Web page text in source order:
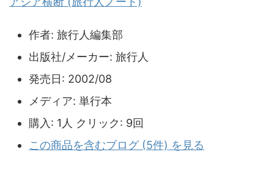
作者: 旅行人編集部
出版社/メーカー: 旅行人
発売日: 2002/08
メディア: 単行本
購入 : 1人 クリック: 9回
この商品を含むブログ (5件) を見る